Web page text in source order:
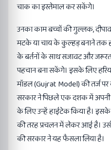
चाक का इस्तेमाल कर सकेंगे।
उनका काम बच्चों की गुल्लक,
मटके या चाय के कुल्हड़ बनाने तक ही
के बर्तनों के साथ सजावट और
पहचान बना सकेंगे। इसके लिए
मॉडल (Gujrat Model) की तर्ज
सरकार ने पिछले एक दशक में अपनी
के लिए उन्हें हाईटेक किया है। इसके
की तरह प्रचलन में लेकर आई है।
की सरकार ने यह फैसला लिया है।